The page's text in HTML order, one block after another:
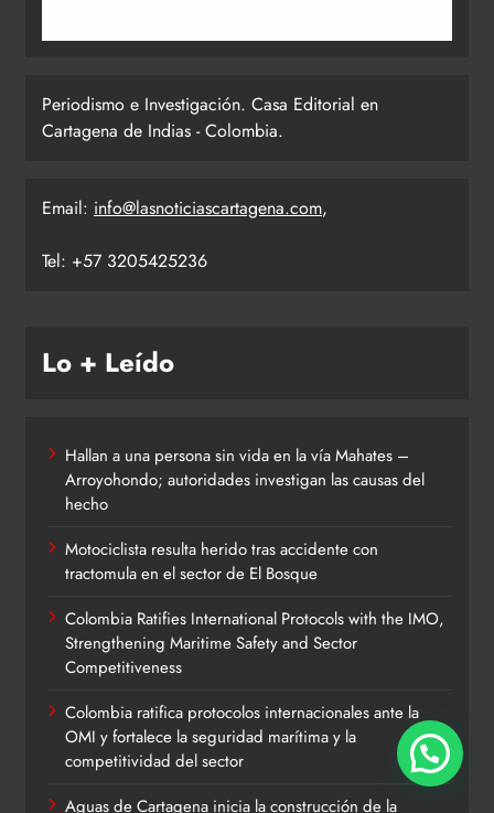
Periodismo e Investigación. Casa Editorial en
Cartagena de Indias - Colombia.
Email: info@lasnoticiascartagena.com,
Tel: +57 3205425236
Lo + Leído
Hallan a una persona sin vida en la vía Mahates –
Arroyohondo; autoridades investigan las causas del
hecho
Motociclista resulta herido tras accidente con
tractomula en el sector de El Bosque
Colombia Ratifies International Protocols with the IMO,
Strengthening Maritime Safety and Sector
Competitiveness
Colombia ratifica protocolos internacionales ante la
OMI y fortalece la seguridad marítima y la
competitividad del sector
Aguas de Cartagena inicia la construcción de la